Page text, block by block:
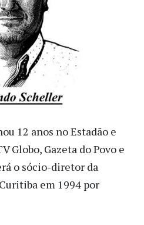
12 anos no Estadão e
Globo, Gazeta do Povo e
o sócio-diretor da
em 1994 por